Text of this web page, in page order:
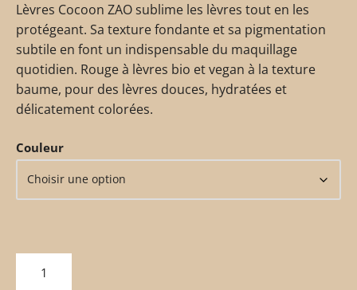
Lèvres Cocoon ZAO sublime les lèvres tout en les
protégeant. Sa texture fondante et sa pigmentation
subtile en font un indispensable du maquillage
quotidien. Rouge à lèvres bio et vegan à la texture
baume, pour des lèvres douces, hydratées et
délicatement colorées.
Couleur